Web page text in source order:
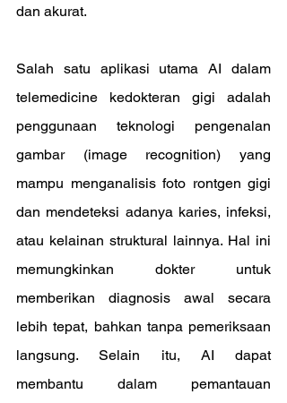
dan akurat.
Salah satu aplikasi utama AI dalam
telemedicine kedokteran gigi adalah
penggunaan teknologi pengenalan
gambar (image recognition) yang
mampu menganalisis foto rontgen gigi
dan mendeteksi adanya karies, infeksi,
atau kelainan struktural lainnya. Hal ini
memungkinkan dokter untuk
memberikan diagnosis awal secara
lebih tepat, bahkan tanpa pemeriksaan
langsung. Selain itu, AI dapat
membantu dalam pemantauan